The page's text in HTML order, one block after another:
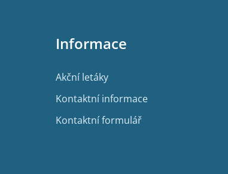
Informace
Akční letáky
Kontaktní informace
Kontaktní formulář